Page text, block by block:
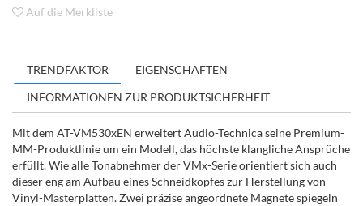
Auf die Merkliste
TRENDFAKTOR
EIGENSCHAFTEN
INFORMATIONEN ZUR PRODUKTSICHERHEIT
Mit dem AT-VM530xEN erweitert Audio-Technica seine Premium-
MM-Produktlinie um ein Modell, das höchste klangliche Ansprüche
erfüllt. Wie alle Tonabnehmer der VMx-Serie orientiert sich auch
dieser eng am Aufbau eines Schneidkopfes zur Herstellung von
Vinyl-Masterplatten. Zwei präzise angeordnete Magnete spiegeln